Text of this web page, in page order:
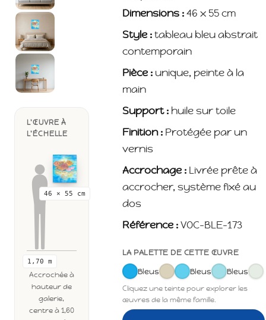
L'ŒUVRE À
L'ÉCHELLE
1,70 m
46 × 55 cm
Accrochée à
hauteur de
galerie,
centre à 1,60
Dimensions :46 x 55 cm
Style :tableau bleu abstrait
contemporain
Pièce :unique, peinte à la
main
Support :huile sur toile
Finition :Protégée par un
vernis
Accrochage :Livrée prête à
accrocher, système fixé au
dos
Référence :VOC-BLE-173
LA PALETTE DE CETTE ŒUVRE
Bleus
Bleus Bleus
Cliquez une teinte pour explorer les
œuvres de la même famille.